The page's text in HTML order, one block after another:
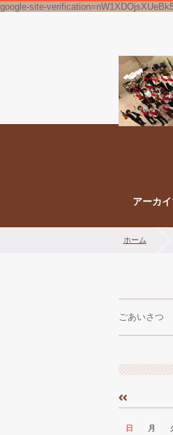
google-site-
アーカ
ホーム
ごあいさつ
«
日 月